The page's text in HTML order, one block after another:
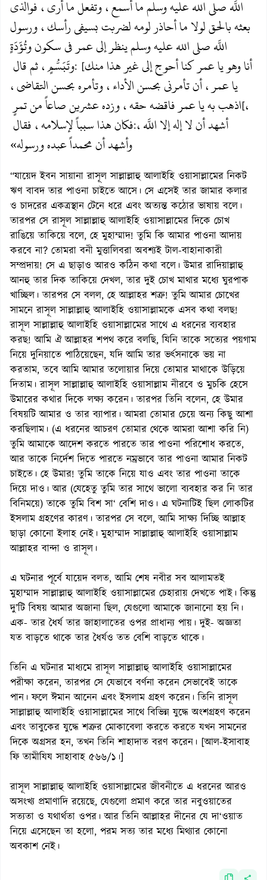
اللَّه صلى الله عليه وسلم ما أسمع، وتفعل ما أرى، فوالذي
بعثه بالحق لولا ما أحاذر لومه لضربت بسيفي رأسك، ورسول
اللَّه صلى الله عليه وسلم ينظر إلى عمر في سكون وتُؤَدَةٍ
وتَبَسُّمٍ، ثم قال: [أنا وهو يا عمر كنا أحوج إلى غير هذا منك
يا عمر، أن تأمرني بحسن الأداء، وتأمره بحسن التقاضي،
اذهب به يا عمر فاقضه حقه، وزده عشرين صاعاً من تمرٍ[،
فكان هذا سبباً لإسلامه، فقال:أشهد أن لا إله إلا اللَّه،
وأشهد أن محمداً عبده ورسوله»
“যায়েদ ইবন সায়ানা রাসূল সাল্লাল্লাহু আলাইহি ওয়াসাল্লামের নিকট
ঋণ বাবদ তার পাওনা চাইতে আসে। সে এসেই তার জামার কলার
ও চাদরের একত্রস্থান টেনে ধরে এবং অত্যন্ত কঠোর ভাষায় বলে।
তারপর সে রাসূল সাল্লাল্লাহু আলাইহি ওয়াসাল্লামের দিকে চোখ
রাঙিয়ে তাকিয়ে বলে, হে মুহাম্মাদ! তুমি কি আমার পাওনা আদায়
করবে না? তোমরা বনী মুত্তালিবরা অবশ্যই টাল-বাহানাকারী
সম্প্রদায়! সে এ ছাড়াও আরও কঠিন কথা বলে। উমার রাদিয়াল্লাহু
আনহু তার দিক তাকিয়ে দেখল, তার দুই চোখ মাথার মধ্যে ঘুরপাক
খাচ্ছিল। তারপর সে বলল, হে আল্লাহর শত্রু! তুমি আমার চোখের
সামনে রাসূল সাল্লাল্লাহু আলাইহি ওয়াসাল্লামকে এসব কথা বলছ!
রাসূল সাল্লাল্লাহু আলাইহি ওয়াসাল্লামের সাথে এ ধরনের ব্যবহার
করছ! আমি ঐ আল্লাহর শপথ করে বলছি, যিনি তাকে সত্যের পয়গাম
নিয়ে দুনিয়াতে পাঠিয়েছেন, যদি আমি তার ভর্ৎসনাকে ভয় না
করতাম, তবে আমি আমার তলোয়ার দিয়ে তোমার মাথাকে উড়িয়ে
দিতাম। রাসূল সাল্লাল্লাহু আলাইহি ওয়াসাল্লাম নীরবে ও মুচকি হেসে
উমারের কথার দিকে লক্ষ্য করেন। তারপর তিনি বলেন, হে উমার
বিষয়টি আমার ও তার ব্যাপার। আমরা তোমার চেয়ে অন্য কিছু আশা
করছিলাম। (এ ধরনের আচরণ তোমার থেকে আমরা আশা করি নি)
তুমি আমাকে আদেশ করতে পারতে তার পাওনা পরিশোধ করতে,
আর তাকে নির্দেশ দিতে পারতে নম্রভাবে তার পাওনা আমার নিকট
চাইতে। হে উমার! তুমি তাকে নিয়ে যাও এবং তার পাওনা তাকে
দিয়ে দাও। আর (যেহেতু তুমি তার সাথে ভালো ব্যবহার কর নি তার
বিনিময়ে) তাকে তুমি বিশ সা‘ বেশি দাও। এ ঘটনাটিই ছিল লোকটির
ইসলাম গ্রহণের কারণ। তারপর সে বলে, আমি সাক্ষ্য দিচ্ছি আল্লাহ
ছাড়া কোনো ইলাহ নেই। মুহাম্মাদ সাল্লাল্লাহু আলাইহি ওয়াসাল্লাম
আল্লাহর বান্দা ও রাসূল।
এ ঘটনার পূর্বে যায়েদ বলত, আমি শেষ নবীর সব আলামতই
মুহাম্মাদ সাল্লাল্লাহু আলাইহি ওয়াসাল্লামের চেহারায় দেখতে পাই। কিন্তু
দু’টি বিষয় আমার অজানা ছিল, যেগুলো আমাকে জানানো হয় নি।
এক- তার ধৈর্য তার জাহালাতের ওপর প্রাধান্য পায়। দুই- অজ্ঞতা
যত বাড়তে থাকে তার ধৈর্যও তত বেশি বাড়তে থাকে।
তিনি এ ঘটনার মাধ্যমে রাসূল সাল্লাল্লাহু আলাইহি ওয়াসাল্লামের
পরীক্ষা করেন, তারপর সে যেভাবে বর্ণনা করেন সেভাবেই তাকে
পান। ফলে ঈমান আনেন এবং ইসলাম গ্রহণ করেন। তিনি রাসূল
সাল্লাল্লাহু আলাইহি ওয়াসাল্লামের সাথে বিভিন্ন যুদ্ধে অংশগ্রহণ করেন
এবং তাবুকের যুদ্ধে শত্রুর মোকাবেলা করতে করতে যখন সামনের
দিকে অগ্রসর হন, তখন তিনি শাহাদাত বরণ করেন। [আল-ইসাবাহ
ফি তামীযিয সাহাবাহ ৫৬৬/১।]
রাসূল সাল্লাল্লাহু আলাইহি ওয়াসাল্লামের জীবনীতে এ ধরনের আরও
অসংখ্য প্রমাণাদি রয়েছে, যেগুলো প্রমাণ করে তার নবুওয়াতের
সত্যতা ও যথার্থতা ওপর। আর তিনি আল্লাহর দীনের যে দা‘ওয়াত
নিয়ে এসেছেন তা হলো, পরম সত্য তার মধ্যে মিথ্যার কোনো
অবকাশ নেই।